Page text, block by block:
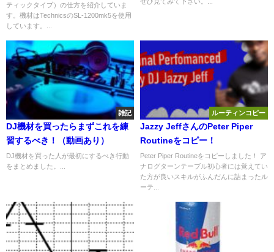
ティックタイプ）の仕方を紹介していま
す。機材はTechnicsのSL-1200mk5を使用
しています。...
雑記
DJ機材を買ったらまずこれを練
習するべき！（動画あり）
DJ機材を買った人が最初にするべき行動
をまとめました。...
ルーティンコピー
Jazzy JeffさんのPeter Piper
Routineをコピー！
Peter Piper Routineをコピーしました！ ア
ナログターンテーブル初心者には覚えてい
た方が良いスキルがふんだんに詰まったル
ーテ...